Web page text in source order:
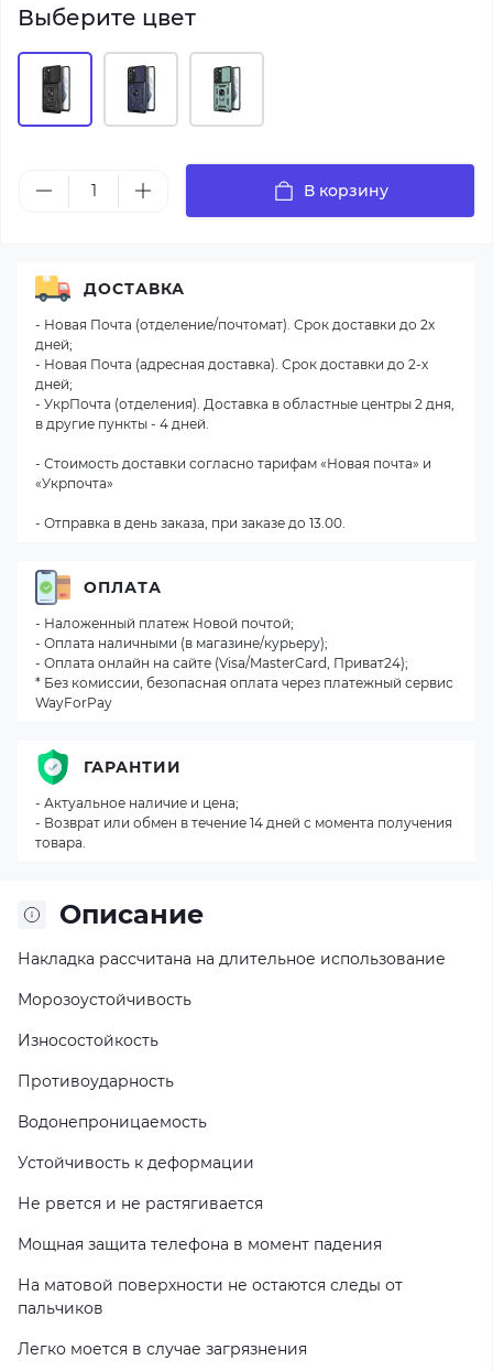
Выберите цвет
В корзину
Описание
Накладка рассчитана на длительное использование
Морозоустойчивость
Износостойкость
Противоударность
Водонепроницаемость
Устойчивость к деформации
Не рвется и не растягивается
Мощная защита телефона в момент падения
На матовой поверхности не остаются следы от
пальчиков
Легко моется в случае загрязнения
ДОСТАВКА
- Новая Почта (отделение/почтомат). Срок доставки до 2х
дней;
- Новая Почта (адресная доставка). Срок доставки до 2-х
дней;
- УкрПочта (отделения). Доставка в областные центры 2 дня,
в другие пункты - 4 дней.
- Стоимость доставки согласно тарифам «Новая почта» и
«Укрпочта»
- Отправка в день заказа, при заказе до 13.00.
ОПЛАТА
- Наложенный платеж Новой почтой;
- Оплата наличными (в магазине/курьеру);
- Оплата онлайн на сайте (Visa/MasterCard, Приват24);
* Без комиссии, безопасная оплата через платежный сервис
WayForPay
ГАРАНТИИ
- Актуальное наличие и цена;
- Возврат или обмен в течение 14 дней с момента получения
товара.